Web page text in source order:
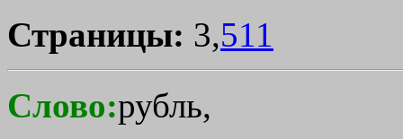
Страницы: 3,511
Слово:рубль,